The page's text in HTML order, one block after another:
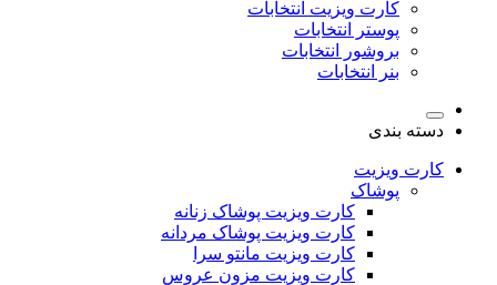
کارت ویزیت انتخابات
پوستر انتخابات
بروشور انتخابات
بنر انتخابات
دسته بندی
کارت ویزیت
پوشاک
کارت ویزیت پوشاک زنانه
کارت ویزیت پوشاک مردانه
کارت ویزیت مانتو سرا
کارت ویزیت مزون عروس